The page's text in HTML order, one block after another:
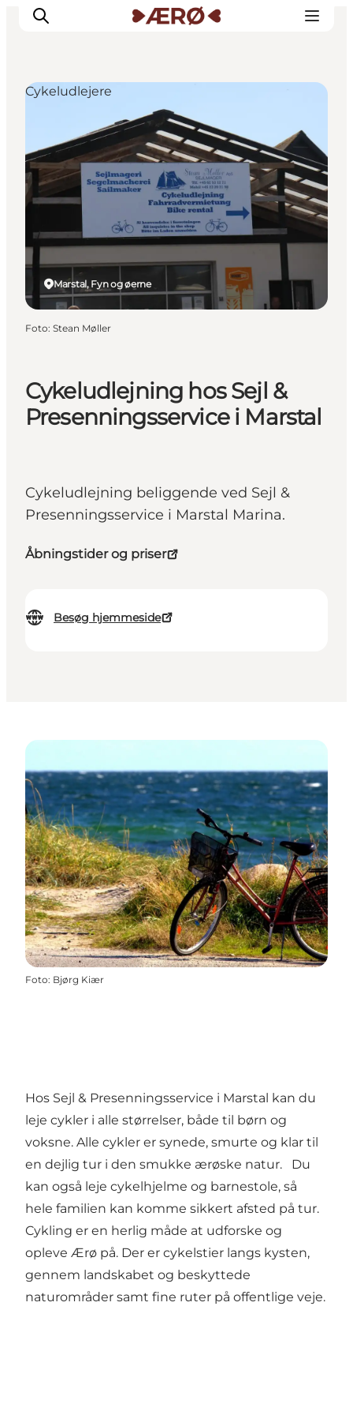
Overnatning
Spisesteder
Oplevelser
Events
Planlæg ferien
Cykeludlejning hos Sejl &
Presenningsservice i Marstal
Cykeludlejning beliggende ved Sejl &
Presenningsservice i Marstal Marina.
Åbningstider og priser
Besøg hjemmeside
Marstal, Fyn og øerne
Cykeludlejere
Foto: Stean Møller
Foto: Bjørg Kiær
Hos Sejl & Presenningsservice i Marstal kan du
leje cykler i alle størrelser, både til børn og
voksne. Alle cykler er synede, smurte og klar til
en dejlig tur i den smukke ærøske natur. Du
kan også leje cykelhjelme og barnestole, så
hele familien kan komme sikkert afsted på tur.
Cykling er en herlig måde at udforske og
opleve Ærø på. Der er cykelstier langs kysten,
gennem landskabet og beskyttede
naturområder samt fine ruter på offentlige veje.